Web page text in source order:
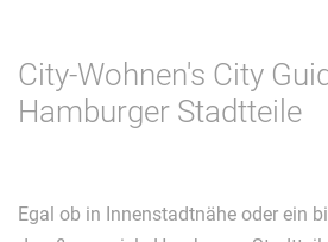
City-Wohnen's City
Hamburger Stadtteile
Egal ob in Innenstadtnähe oder ein